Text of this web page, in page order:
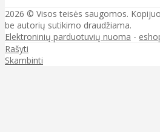
2026 © Visos teisės saugomos.
be autorių sutikimo draudžiama.
Elektroninių parduotuvių nuoma -
Rašyti
Skambinti